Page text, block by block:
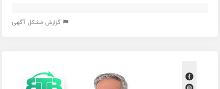
گزارش مشکل آگهی